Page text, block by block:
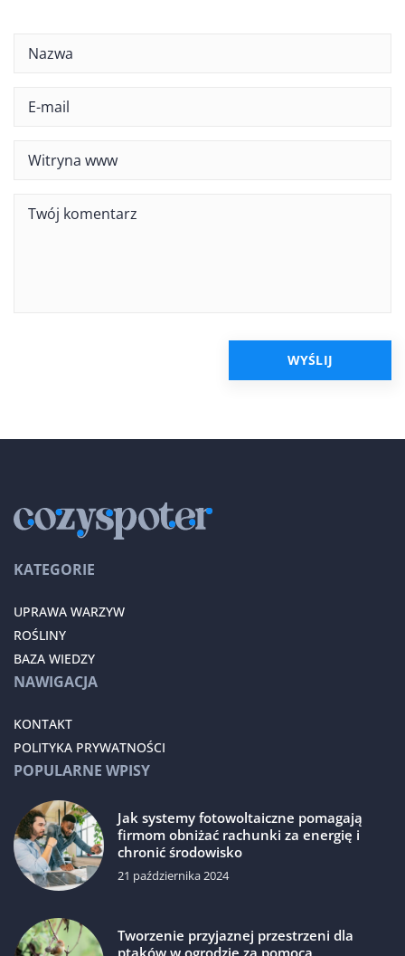
KATEGORIE
UPRAWA WARZYW
ROŚLINY
BAZA WIEDZY
NAWIGACJA
KONTAKT
POLITYKA PRYWATNOŚCI
POPULARNE WPISY
Jak systemy fotowoltaiczne pomagają
firmom obniżać rachunki za energię i
chronić środowisko
21 października 2024
Tworzenie przyjaznej przestrzeni dla
ptaków w ogrodzie za pomocą